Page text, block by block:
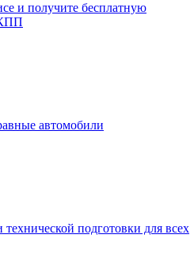
и получите бесплатную
автомобили
подготовки для всех